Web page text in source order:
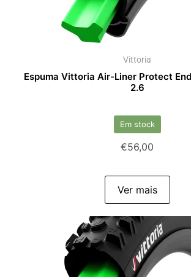
Vittoria
Espuma Vittoria Air-Liner Protect
2.6
Em stock
€56,00
Ver mais